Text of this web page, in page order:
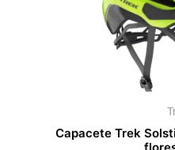
Capacete Trek